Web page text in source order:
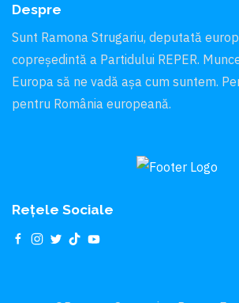
Despre
Sunt Ramona Strugariu, deputată
copreședintă a Partidului REPER.
Europa să ne vadă aşa cum suntem.
pentru România europeană.
Rețele Sociale